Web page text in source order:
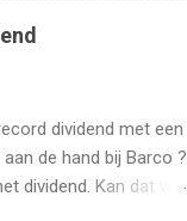
dividend met een
de hand bij Barco ?
dividend. Kan dat wel